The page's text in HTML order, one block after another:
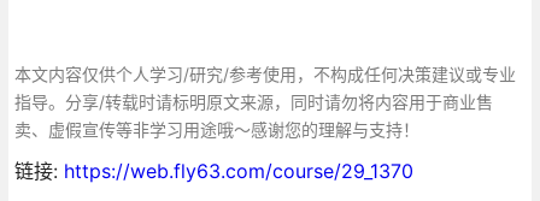
本文内容仅供个人学习/研究/参考使用，不构成任何决策建议或专业
指导。分享/转载时请标明原文来源，同时请勿将内容用于商业售
卖、虚假宣传等非学习用途哦～感谢您的理解与支持！
链接: https://web.fly63.com/course/29_1370